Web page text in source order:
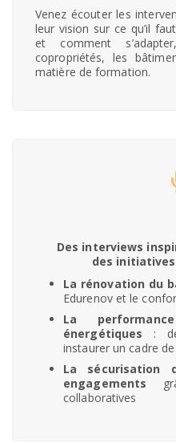
Venez écouter les
leur vision sur ce qu’il
et comment
copropriétés, les
matière de formation.
Des interviews
des
La rénovation du
Edurenov et le
La
énergétiques :
instaurer un cadre
La sécurisation
engagements
collaboratives